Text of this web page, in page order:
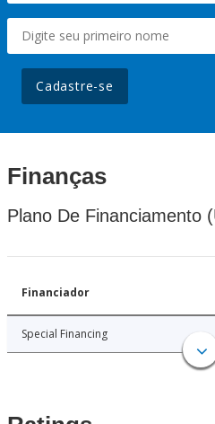
Cadastre-se
Finanças
Plano De Financiamento
Financiador
Special Financing